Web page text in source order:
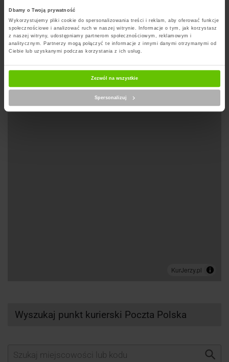
Dbamy o Twoją prywatność
Wykorzystujemy pliki cookie do spersonalizowania treści i reklam, aby oferować funkcje
społecznościowe i analizować ruch w naszej witrynie. Informacje o tym, jak korzystasz
z naszej witryny, udostępniamy partnerom społecznościowym, reklamowym i
analitycznym. Partnerzy mogą połączyć te informacje z innymi danymi otrzymanymi od
Ciebie lub uzyskanymi podczas korzystania z ich usług.
Zezwól na wszystkie
Spersonalizuj
Wyznacz trase na mapie
Wyszukaj punkt kurierski Poczta Polska